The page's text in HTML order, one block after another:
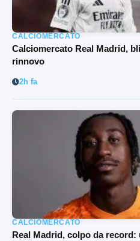
CALCIOMERCATO
Calciomercato Real Madrid,
rinnovo
2h fa
CALCIOMERCATO
Real Madrid, colpo da record: